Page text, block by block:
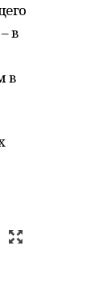
в
в